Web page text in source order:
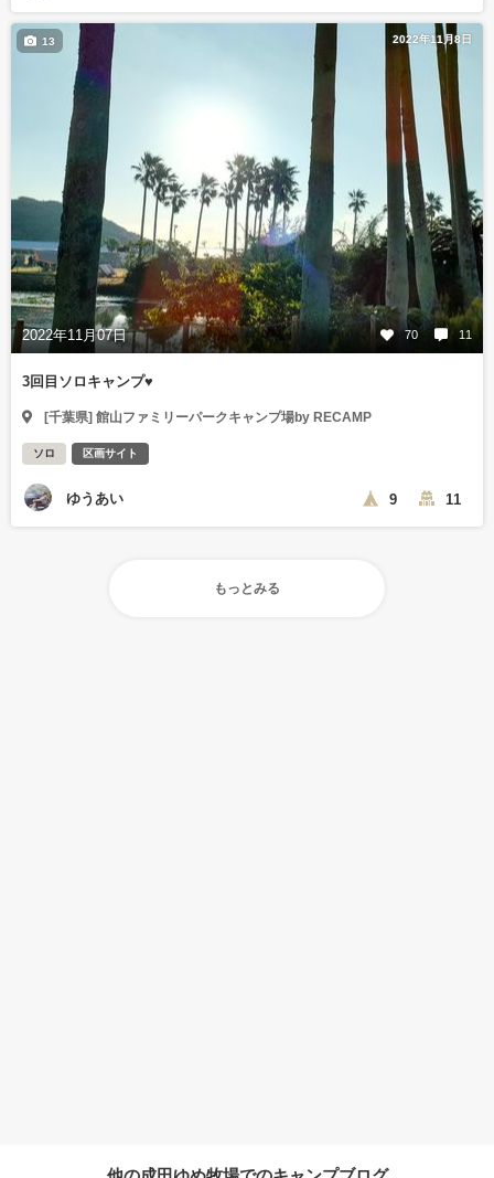
2022年11月8日
2022年11月07日 70 11
13
3回目ソロキャンプ♥️
[千葉県] 館山ファミリーパークキャンプ場by RECAMP
ソロ 区画サイト
ゆうあい 9 11
もっとみる